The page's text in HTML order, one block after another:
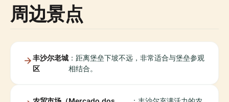
周边景点
丰沙尔老城
区
：距离堡垒下坡不远，非常适合与堡垒参观
相结合。